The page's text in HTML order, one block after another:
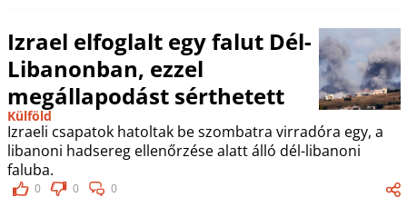
Izrael elfoglalt egy falut Dél-
Libanonban, ezzel
megállapodást sérthetett
Külföld
Izraeli csapatok hatoltak be szombatra virradóra egy, a
libanoni hadsereg ellenőrzése alatt álló dél-libanoni
faluba.
0 0 0